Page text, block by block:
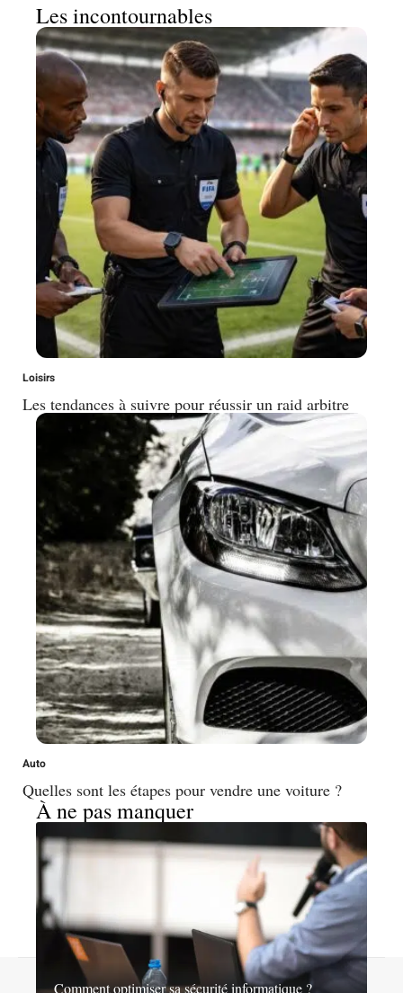
Les incontournables
Loisirs
Les tendances à suivre pour réussir un raid arbitre
Auto
Quelles sont les étapes pour vendre une voiture ?
À ne pas manquer
Comment optimiser sa sécurité informatique ?
Contact Mentions légales Sitemap